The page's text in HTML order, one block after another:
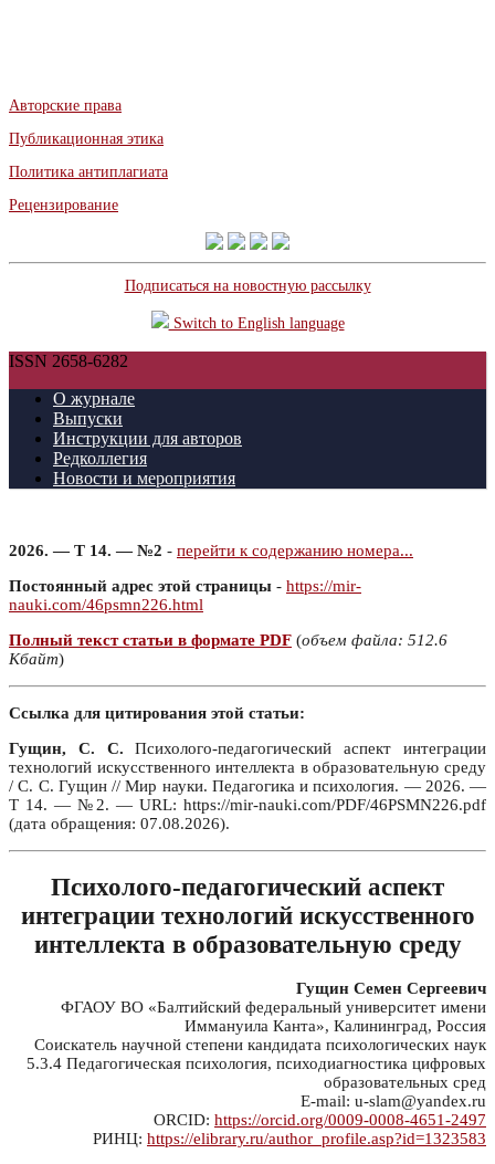
Авторские права
Публикационная этика
Политика антиплагиата
Рецензирование
Подписаться на новостную рассылку
Switch to English language
ISSN 2658-6282
О журнале
Выпуски
Инструкции для авторов
Редколлегия
Новости и мероприятия
2026. — Т 14. — №2 - перейти к содержанию номера...
Постоянный адрес этой страницы - https://mir-
nauki.com/46psmn226.html
Полный текст статьи в формате PDF (объем файла: 512.6
Кбайт)
Ссылка для цитирования этой статьи:
Гущин, С. С. Психолого-педагогический аспект интеграции
технологий искусственного интеллекта в образовательную среду
/ С. С. Гущин // Мир науки. Педагогика и психология. — 2026. —
Т 14. — №2. — URL: https://mir-nauki.com/PDF/46PSMN226.pdf
(дата обращения: 07.08.2026).
Психолого-педагогический аспект
интеграции технологий искусственного
интеллекта в образовательную среду
Гущин Семен Сергеевич
ФГАОУ ВО «Балтийский федеральный университет имени
Иммануила Канта», Калининград, Россия
Соискатель научной степени кандидата психологических наук
5.3.4 Педагогическая психология, психодиагностика цифровых
образовательных сред
E-mail: u-slam@yandex.ru
ORCID: https://orcid.org/0009-0008-4651-2497
РИНЦ: https://elibrary.ru/author_profile.asp?id=1323583